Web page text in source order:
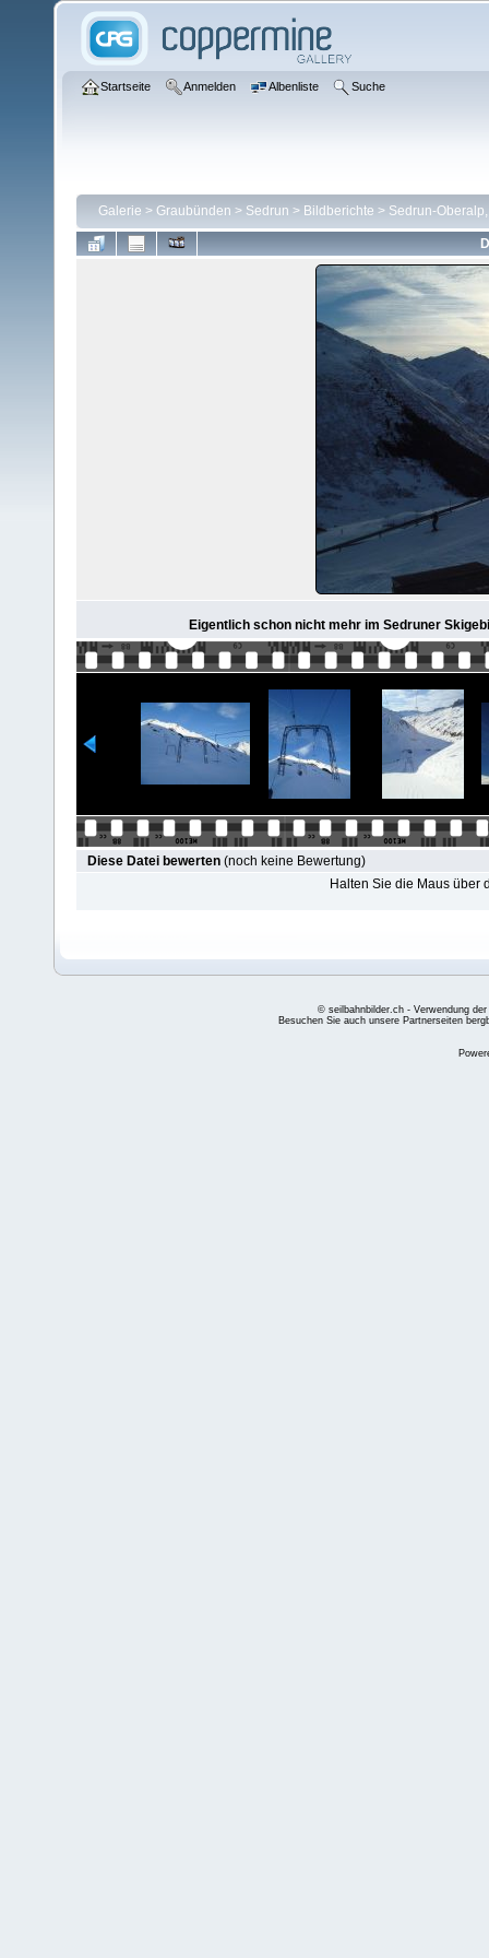
Startseite Anmelden Albenliste Suche
Galerie > Graubünden > Sedrun > Bildberichte > Sedrun-
Eigentlich schon nicht mehr im Sedruner
Diese Datei bewerten (noch keine Bewertung)
Halten Sie die Maus über
© seilbahnbilder.ch - Verwendung
Besuchen Sie auch unsere Partnerseiten